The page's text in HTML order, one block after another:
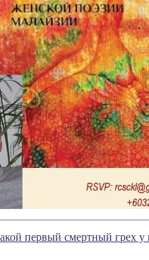
первый смертный грех